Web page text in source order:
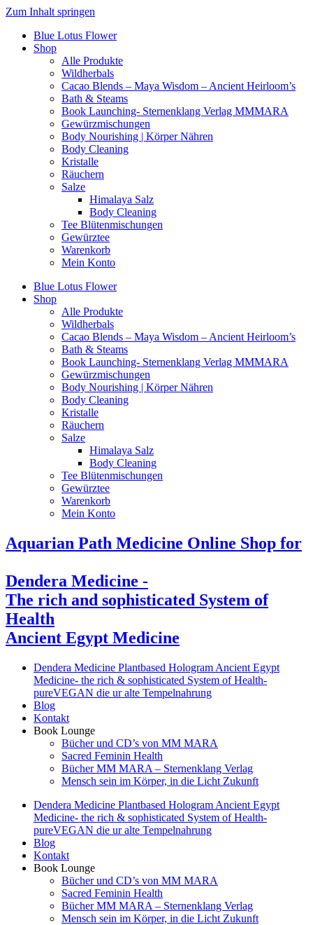
Zum Inhalt springen
Blue Lotus Flower
Shop
Alle Produkte
Wildherbals
Cacao Blends – Maya Wisdom – Ancient Heirloom’s
Bath & Steams
Book Launching- Sternenklang Verlag MMMARA
Gewürzmischungen
Body Nourishing | Körper Nähren
Body Cleaning
Kristalle
Räuchern
Salze
Himalaya Salz
Body Cleaning
Tee Blütenmischungen
Gewürztee
Warenkorb
Mein Konto
Blue Lotus Flower
Shop
Alle Produkte
Wildherbals
Cacao Blends – Maya Wisdom – Ancient Heirloom’s
Bath & Steams
Book Launching- Sternenklang Verlag MMMARA
Gewürzmischungen
Body Nourishing | Körper Nähren
Body Cleaning
Kristalle
Räuchern
Salze
Himalaya Salz
Body Cleaning
Tee Blütenmischungen
Gewürztee
Warenkorb
Mein Konto
Aquarian Path Medicine Online Shop for
Dendera Medicine -
The rich and sophisticated System of
Health
Ancient Egypt Medicine
Dendera Medicine Plantbased Hologram Ancient Egypt
Medicine- the rich & sophisticated System of Health-
pureVEGAN die ur alte Tempelnahrung
Blog
Kontakt
Book Lounge
Bücher und CD’s von MM MARA
Sacred Feminin Health
Bücher MM MARA – Sternenklang Verlag
Mensch sein im Körper, in die Licht Zukunft
Dendera Medicine Plantbased Hologram Ancient Egypt
Medicine- the rich & sophisticated System of Health-
pureVEGAN die ur alte Tempelnahrung
Blog
Kontakt
Book Lounge
Bücher und CD’s von MM MARA
Sacred Feminin Health
Bücher MM MARA – Sternenklang Verlag
Mensch sein im Körper, in die Licht Zukunft